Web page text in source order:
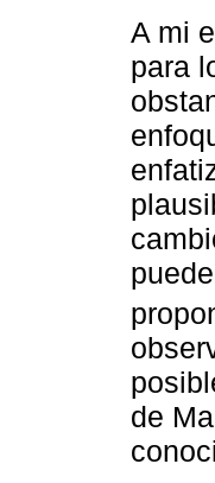
A mi
para
de